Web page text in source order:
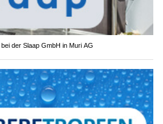
der Slaap GmbH in Muri AG